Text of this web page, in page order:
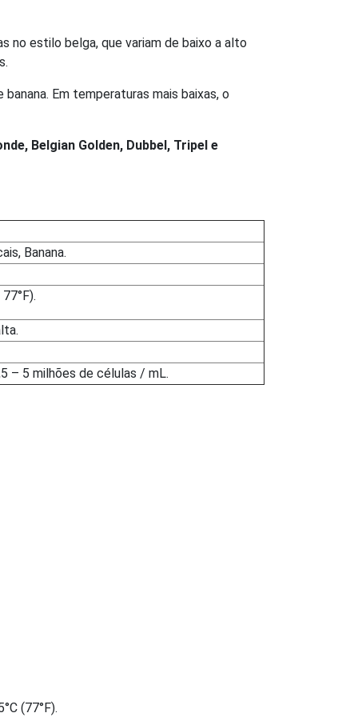
no estilo belga, que variam de baixo a alto
Em temperaturas mais baixas, o
Belgian Golden, Dubbel, Tripel e
Banana.
– 5 milhões de células / mL.
(77°F).